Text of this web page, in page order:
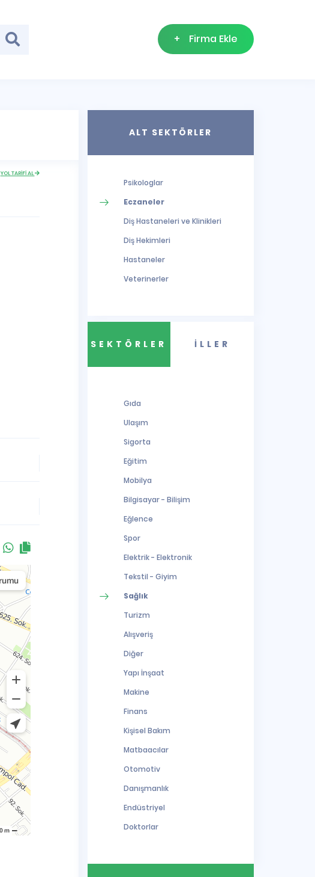
+ Firma Ekle
YOL TARİFİ AL
ALT SEKTÖRLER
Psikologlar
Eczaneler
Diş Hastaneleri ve Klinikleri
Diş Hekimleri
Hastaneler
Veterinerler
SEKTÖRLER İLLER
Gıda
Ulaşım
Sigorta
Eğitim
Mobilya
Bilgisayar - Bilişim
Eğlence
Spor
Elektrik - Elektronik
Tekstil - Giyim
Sağlık
Turizm
Alışveriş
Diğer
Yapı İnşaat
Makine
Finans
Kişisel Bakım
Matbaacılar
Otomotiv
Danışmanlık
Endüstriyel
Doktorlar